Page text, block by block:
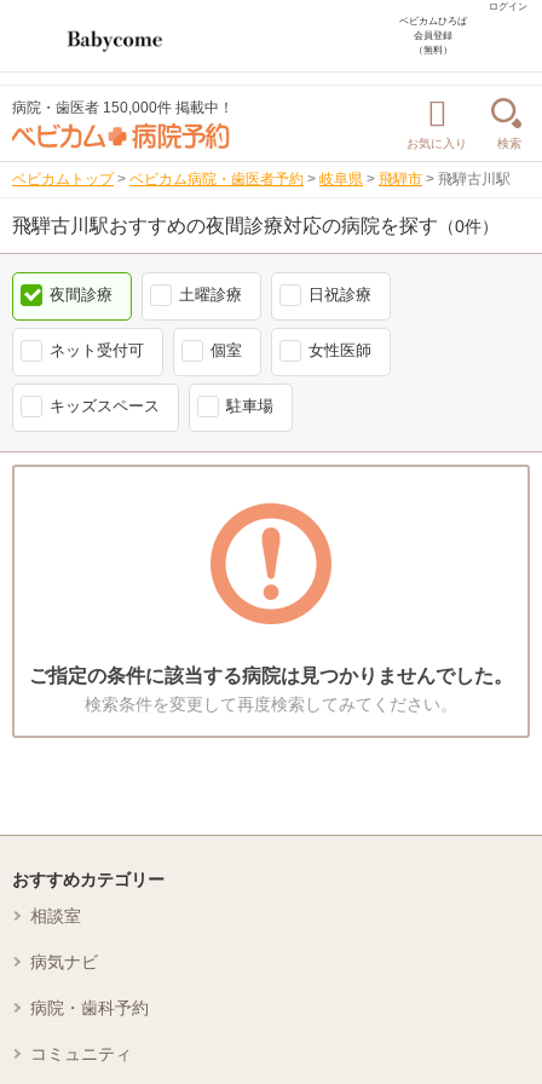
ログイン
ベビカムひろば
会員登録
（無料）
病院・歯医者 150,000件 掲載中！
お気に入り 検索
ベビカムトップ > ベビカム病院・歯医者予約 > 岐阜県 > 飛騨市 > 飛騨古川駅
飛騨古川駅おすすめの夜間診療対応の病院を探す （0件）
夜間診療 土曜診療 日祝診療
ネット受付可 個室 女性医師
キッズスペース 駐車場
ご指定の条件に該当する病院は見つかりませんでした。
検索条件を変更して再度検索してみてください。
おすすめカテゴリー
相談室
病気ナビ
病院・歯科予約
コミュニティ